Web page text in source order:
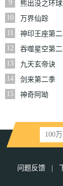
9
熊出没之环
10
万界仙踪
11
神印王座第
12
吞噬星空第
13
九天玄帝诀
14
剑来第二季
15
神奇阿呦
问题反馈